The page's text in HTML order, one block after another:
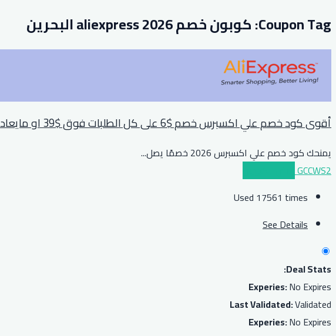
Coupon Tag: كوبون خصم aliexpress 2026 البحرين
أقوى كود خصم علي اكسبرس خصم $6 على كل الطلبات فوق $39 او مايعادلها بعملة بلدك
يمنحك كود خصم علي اكسبرس 2026 خصمًا يصل
...
GCCWS2
Used 17561 times
See Details
Deal Stats:
Experies:No Expires
Last Validated:Validated
Experies:No Expires